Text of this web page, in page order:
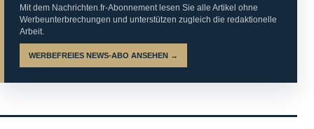
Mit dem Nachrichten.fr-Abonnement lesen Sie alle Artikel ohne
Werbeunterbrechungen und unterstützen zugleich die redaktionelle
Arbeit.
WERBEFREIES NEWS-ABO ANSEHEN →